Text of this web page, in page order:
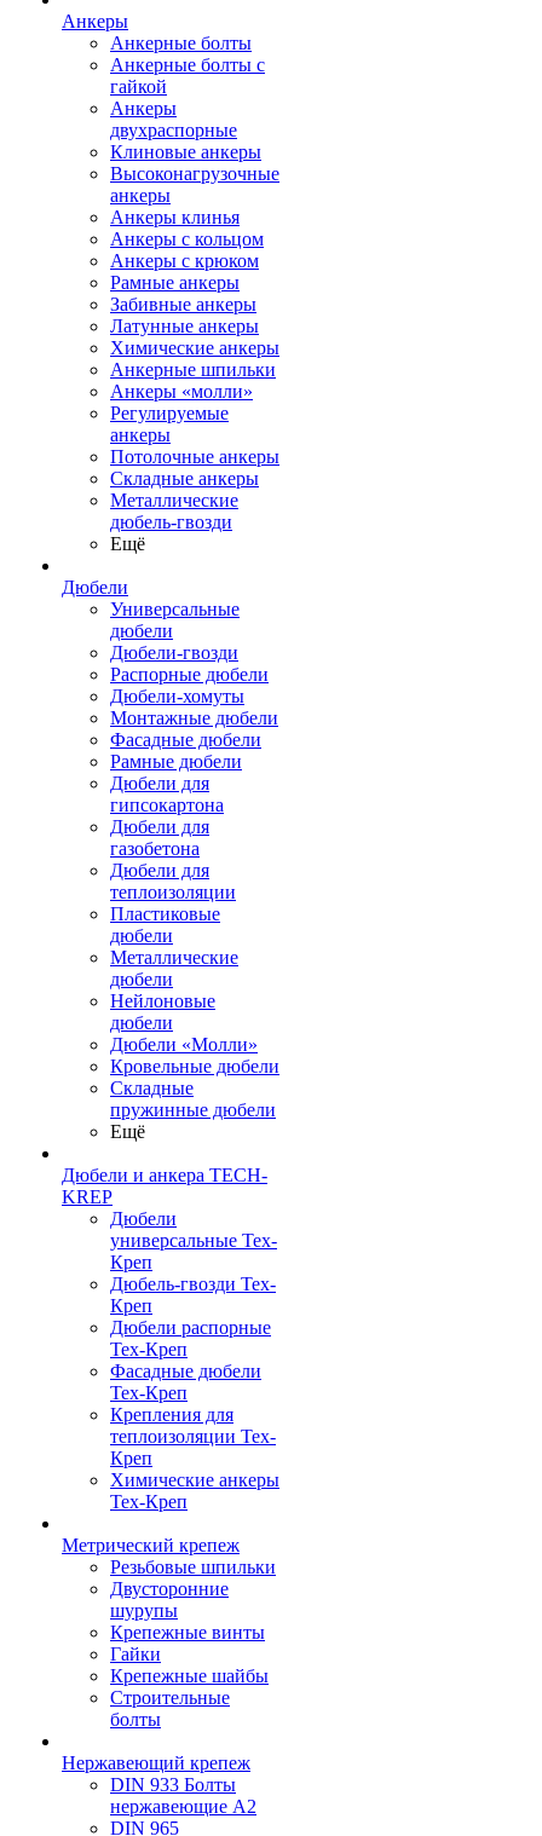
Анкеры
Анкерные болты
Анкерные болты с
гайкой
Анкеры
двухраспорные
Клиновые анкеры
Высоконагрузочные
анкеры
Анкеры клинья
Анкеры с кольцом
Анкеры с крюком
Рамные анкеры
Забивные анкеры
Латунные анкеры
Химические анкеры
Анкерные шпильки
Анкеры «молли»
Регулируемые
анкеры
Потолочные анкеры
Складные анкеры
Металлические
дюбель-гвозди
Ещё
Дюбели
Универсальные
дюбели
Дюбели-гвозди
Распорные дюбели
Дюбели-хомуты
Монтажные дюбели
Фасадные дюбели
Рамные дюбели
Дюбели для
гипсокартона
Дюбели для
газобетона
Дюбели для
теплоизоляции
Пластиковые
дюбели
Металлические
дюбели
Нейлоновые
дюбели
Дюбели «Молли»
Кровельные дюбели
Складные
пружинные дюбели
Ещё
Дюбели и анкера TECH-
KREP
Дюбели
универсальные Тех-
Креп
Дюбель-гвозди Тех-
Креп
Дюбели распорные
Тех-Креп
Фасадные дюбели
Тех-Креп
Крепления для
теплоизоляции Тех-
Креп
Химические анкеры
Тех-Креп
Метрический крепеж
Резьбовые шпильки
Двусторонние
шурупы
Крепежные винты
Гайки
Крепежные шайбы
Строительные
болты
Нержавеющий крепеж
DIN 933 Болты
нержавеющие А2
DIN 965